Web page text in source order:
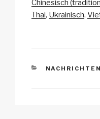
k
o
Chinesisch
Thai Ukrainisch
KATEGORIEN
NACHRICHTEN